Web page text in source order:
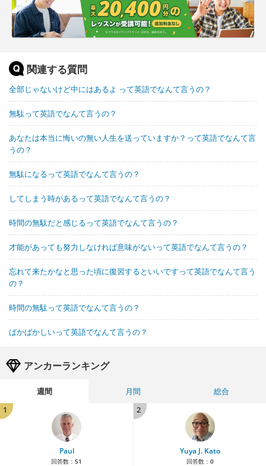
関連する質問
全部じゃないけど中にはあるよ って英語でなんて言うの？
無駄って英語でなんて言うの？
あなたは本当に悔いの無い人生を送っていますか？って英語でなんて言
うの？
無駄になるって英語でなんて言うの？
してしまう時があるって英語でなんて言うの？
時間の無駄だと感じるって英語でなんて言うの？
才能があっても努力しなければ意味がないって英語でなんて言うの？
忘れて来たかなと思った頃に復習するといいですって英語でなんて言う
の？
時間の無駄って英語でなんて言うの？
ばかばかしいって英語でなんて言うの？
アンカーランキング
週間 月間
総合
1
Paul
回答数： 51
2
Yuya J. Kato
回答数： 0